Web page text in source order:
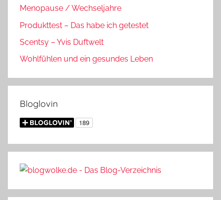
Menopause / Wechseljahre
Produkttest – Das habe ich getestet
Scentsy – Yvis Duftwelt
Wohlfühlen und ein gesundes Leben
Bloglovin